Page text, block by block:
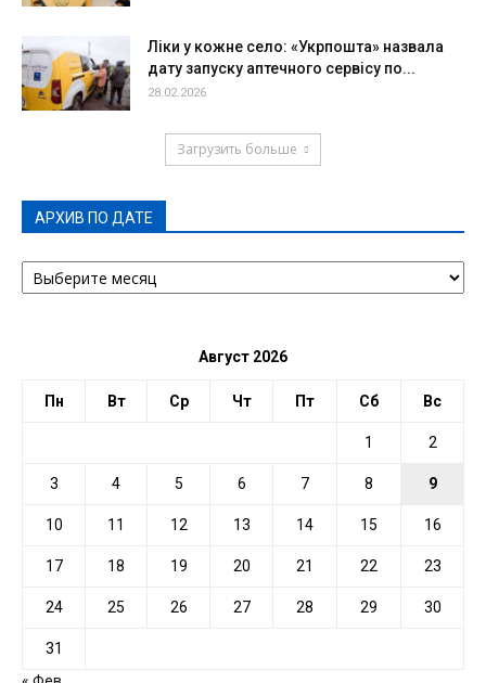
Ліки у кожне село: «Укрпошта» назвала
дату запуску аптечного сервісу по...
28.02.2026
Загрузить больше
АРХИВ ПО ДАТЕ
АРХИВ
ПО
Август 2026
Пн Вт Ср Чт Пт Сб Вс
1 2
3 4 5 6 7 8 9
10 11 12 13 14 15 16
17 18 19 20 21 22 23
24 25 26 27 28 29 30
31